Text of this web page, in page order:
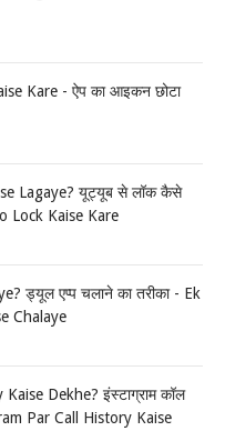
Kare - ऐप का आइकन छोटा
Lagaye? यूट्यूब से लॉक कैसे
Lock Kaise Kare
ड्यूल एप्प चलाने का तरीका - Ek
Chalaye
Dekhe? इंस्टाग्राम कॉल
Par Call History Kaise